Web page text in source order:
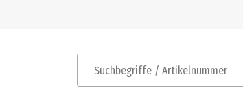
Suchbegriffe / Artikelnummer